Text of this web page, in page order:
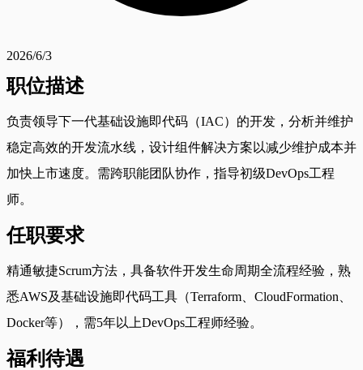
2026/6/3
职位描述
负责领导下一代基础设施即代码（IAC）的开发，分析并维护
稳定高效的开发流水线，设计组件解决方案以减少维护成本并
加快上市速度。需跨职能团队协作，指导初级DevOps工程
师。
任职要求
精通敏捷Scrum方法，具备软件开发生命周期全流程经验，熟
悉AWS及基础设施即代码工具（Terraform、CloudFormation、
Docker等），需5年以上DevOps工程师经验。
福利待遇